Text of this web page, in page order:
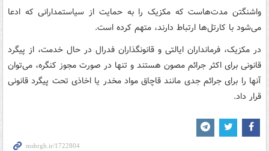
واشنگتن مدت‌هاست که مکزیک را به حمایت از سیاستمدارانی که ادعا
می‌شود با کارتل‌ها ارتباط دارند، متهم کرده است.
در مکزیک، فرمانداران ایالتی و قانونگذاران فدرال در حال خدمت، از پیگرد
قانونی برای اکثر جرائم مصون هستند و تنها در صورت مجوز کنگره، می‌توان
آنها را برای جرائم جدی مانند قاچاق مواد مخدر یا اخاذی تحت پیگرد قانونی
قرار داد.